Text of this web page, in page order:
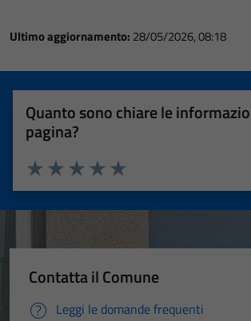
Ultimo aggiornamento: 28/05/2026, 08:18
Quanto sono chiare le
pagina?
Valuta 5 stelle su 5
Valuta 4 stelle su 5
Valuta 3 stelle su 5
Valuta 2 stelle su 5
Valuta 1 stelle su 5
Contatta il Comune
Leggi le domande frequenti